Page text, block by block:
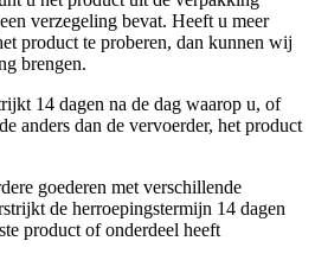
verzegeling bevat. Heeft u meer
product te proberen, dan kunnen wij
brengen.
14 dagen na de dag waarop u, of
anders dan de vervoerder, het product
goederen met verschillende
de herroepingstermijn 14 dagen
product of onderdeel heeft